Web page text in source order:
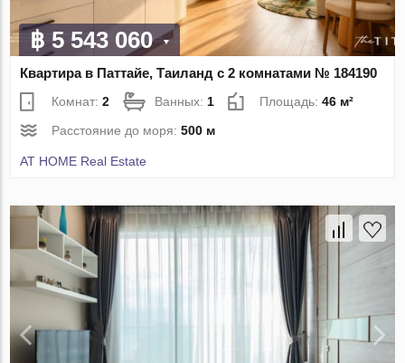
฿ 5 543 060
Квартира в Паттайе, Таиланд с 2 комнатами № 184190
Комнат:2 Ванных:1 Площадь:46 м²
Расстояние до моря:500 м
AT HOME Real Estate